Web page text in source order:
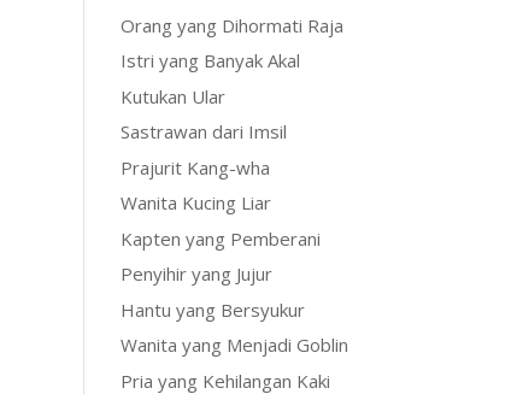
Orang yang Dihormati Raja
Istri yang Banyak Akal
Kutukan Ular
Sastrawan dari Imsil
Prajurit Kang-wha
Wanita Kucing Liar
Kapten yang Pemberani
Penyihir yang Jujur
Hantu yang Bersyukur
Wanita yang Menjadi Goblin
Pria yang Kehilangan Kaki